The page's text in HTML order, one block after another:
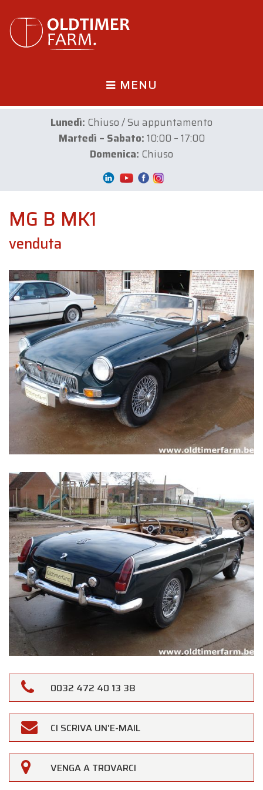
MENU
Lunedì: Chiuso / Su appuntamento
Martedì – Sabato:10:00 – 17:00
Domenica: Chiuso
MG B MK1
venduta
0032 472 40 13 38
CI SCRIVA UN'E-MAIL
VENGA A TROVARCI
×
Oldtimerfarm
Gentili Clienti,